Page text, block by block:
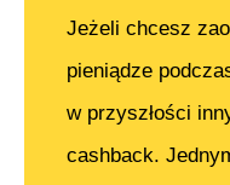
Jeżeli chcesz
pieniądze
w przyszłości
cashback.